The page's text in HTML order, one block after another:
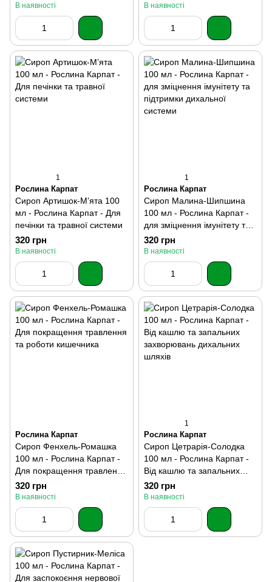
В наявності В наявності
1
Рослина Карпат
Сироп Артишок-Мʼята 100
мл - Рослина Карпат - Для
печінки та травної системи
320 грн
В наявності
1
Рослина Карпат
Сироп Малина-Шипшина
100 мл - Рослина Карпат -
для зміцнення імунітету та
підтримки дихальної
системи
320 грн
В наявності
Рослина Карпат
Сироп Фенхель-Ромашка
100 мл - Рослина Карпат -
Для покращення травлення
та роботи кишечника
320 грн
В наявності
1
Рослина Карпат
Сироп Цетрарія-Солодка
100 мл - Рослина Карпат -
Від кашлю та запальних
захворювань дихальних
шляхів
320 грн
В наявності